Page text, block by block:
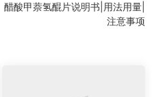
醋酸甲萘氢醌片说明书|用法用量|
注意事项